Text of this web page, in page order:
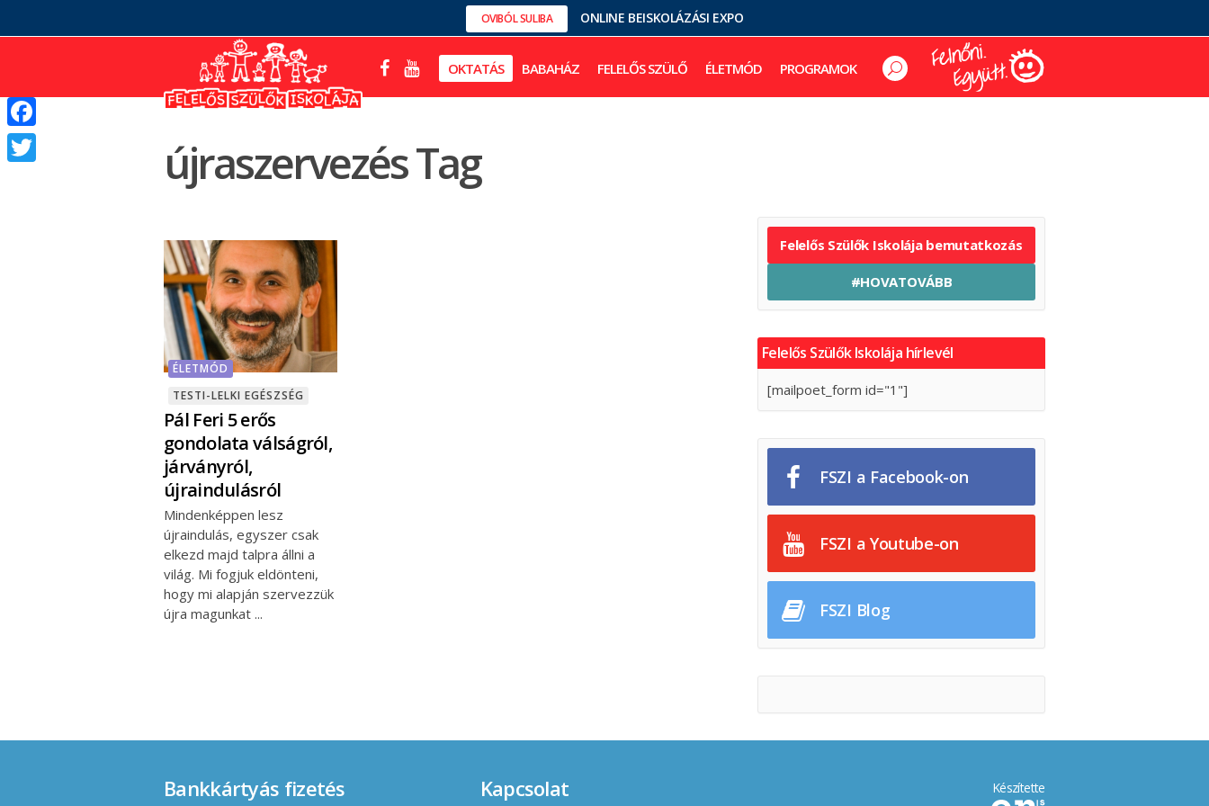
OVIBÓL SULIBA ONLINE BEISKOLÁZÁSI EXPO
OKTATÁS BABAHÁZ FELELŐS SZÜLŐ ÉLETMÓD PROGRAMOK
újraszervezés Tag
ÉLETMÓD
TESTI-LELKI EGÉSZSÉG
Pál Feri 5 erős
gondolata válságról,
járványról,
újraindulásról
Mindenképpen lesz
újraindulás, egyszer csak
elkezd majd talpra állni a
világ. Mi fogjuk eldönteni,
hogy mi alapján szervezzük
újra magunkat
Felelős Szülők Iskolája bemutatkozás
#HOVATOVÁBB
Felelős Szülők Iskolája hírlevél
[mailpoet_form id="1"]
FSZI a Facebook-on
FSZI a Youtube-on
FSZI Blog
Bankkártyás fizetés Kapcsolat Készítette
Facebook